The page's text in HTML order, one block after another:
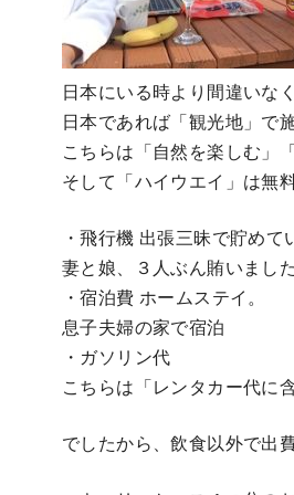
日本にいる時より間違いな
日本であれば「観光地」で
こちらは「自然を楽しむ」
そして「ハイウエイ」は無
・飛行機 出張三昧で貯めて
妻と娘、３人ぶん賄いました
・宿泊費 ホームステイ。
息子夫婦の家で宿泊
・ガソリン代
こちらは「レンタカー代に
でしたから、飲食以外で出